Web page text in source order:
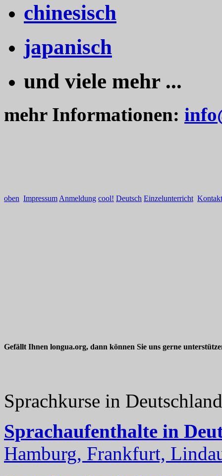
chinesisch
japanisch
und viele mehr ...
mehr Informationen:
oben Impressum Anmeldung cool! Deutsch Einzelunterricht Kontakt
Gefällt Ihnen longua.org, dann können Sie uns gerne
Sprachkurse in
Sprachaufenthalte in
Hamburg, Frankfurt,